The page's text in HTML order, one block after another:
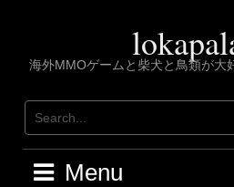
海外MMOゲームと柴犬と鳥類が大
Menu